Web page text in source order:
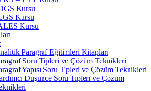
Kursu
Kursu
Kursu
Paragraf Eğitimleri Kitapları
Soru Tipleri ve Çözüm Teknikleri
Yapısı Soru Tipleri ve Çözüm Teknikleri
Düşünce Soru Tipleri ve Çözüm